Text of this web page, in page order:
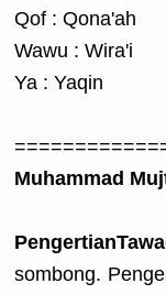
Qof : Qona'ah
Wawu : Wira'i
Ya : Yaqin
==========
Muhammad
Pengertian
sombong.